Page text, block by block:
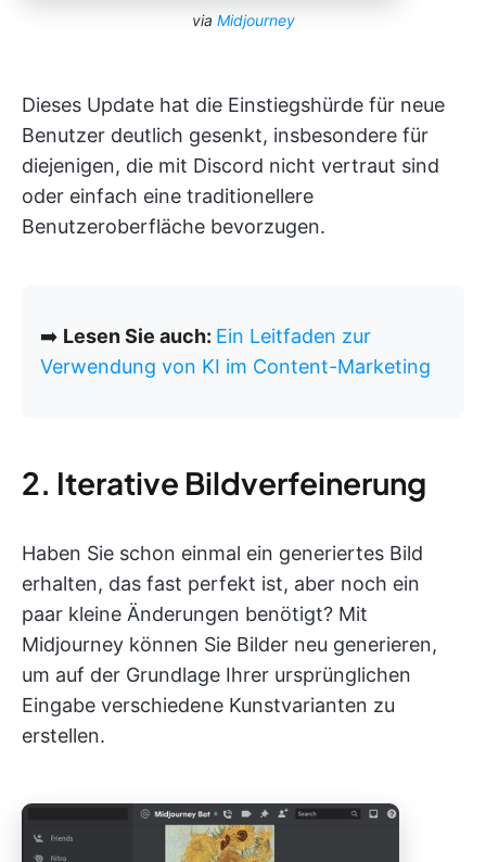
via Midjourney
Dieses Update hat die Einstiegshürde für neue
Benutzer deutlich gesenkt, insbesondere für
diejenigen, die mit Discord nicht vertraut sind
oder einfach eine traditionellere
Benutzeroberfläche bevorzugen.
➡️ Lesen Sie auch: Ein Leitfaden zur
Verwendung von KI im Content-Marketing
2. Iterative Bildverfeinerung
Haben Sie schon einmal ein generiertes Bild
erhalten, das fast perfekt ist, aber noch ein
paar kleine Änderungen benötigt? Mit
Midjourney können Sie Bilder neu generieren,
um auf der Grundlage Ihrer ursprünglichen
Eingabe verschiedene Kunstvarianten zu
erstellen.